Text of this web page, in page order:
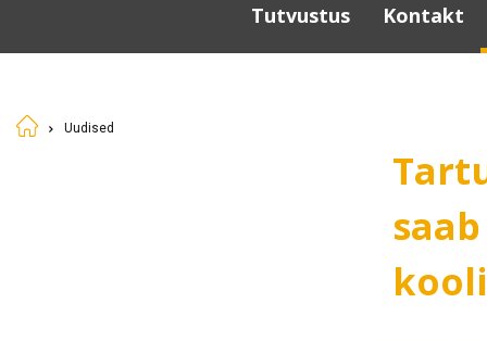
Tutvustus
Komisjonid ja nõukogud
Kontakt
Uudised